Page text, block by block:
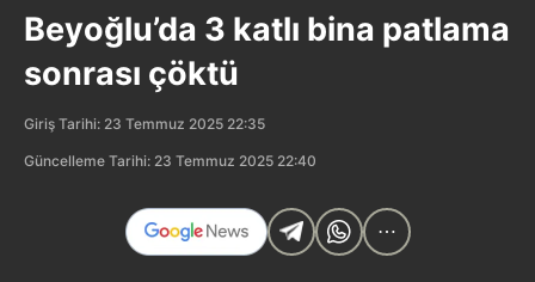
Beyoğlu’da 3 katlı bina patlama
sonrası çöktü
Giriş Tarihi: 23 Temmuz 2025 22:35
Güncelleme Tarihi: 23 Temmuz 2025 22:40